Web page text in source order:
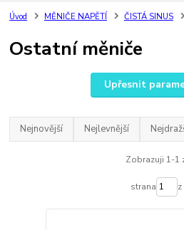
Úvod MĚNIČE NAPĚTÍ ČISTÁ SINUS
Ostatní měniče
Upřesnit
Nejnovější Nejlevnější
Zobrazuji 1-1
strana z